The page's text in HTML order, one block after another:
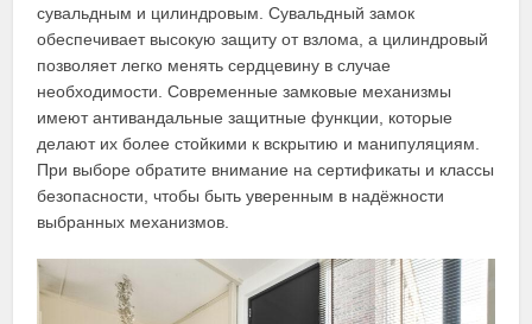
сувальдным и цилиндровым. Сувальдный замок
обеспечивает высокую защиту от взлома, а цилиндровый
позволяет легко менять сердцевину в случае
необходимости. Современные замковые механизмы
имеют антивандальные защитные функции, которые
делают их более стойкими к вскрытию и манипуляциям.
При выборе обратите внимание на сертификаты и классы
безопасности, чтобы быть уверенным в надёжности
выбранных механизмов.